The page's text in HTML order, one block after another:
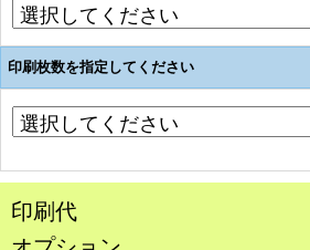
印刷枚数を指定してください
印刷代